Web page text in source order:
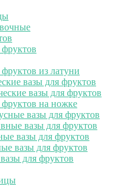
из латуни
вазы для фруктов
вазы для фруктов
на ножке
вазы для фруктов
вазы для фруктов
вазы для фруктов
вазы для фруктов
для фруктов